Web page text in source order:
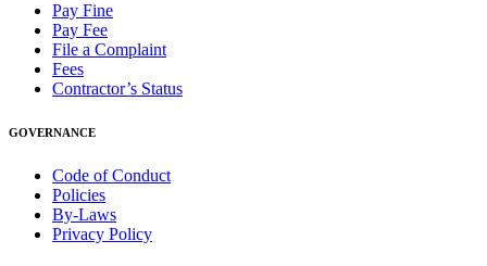
Pay Fine
Pay Fee
File a Complaint
Fees
Contractor’s Status
GOVERNANCE
Code of Conduct
Policies
By-Laws
Privacy Policy